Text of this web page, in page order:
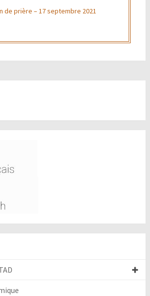
de prière – 17 septembre 2021